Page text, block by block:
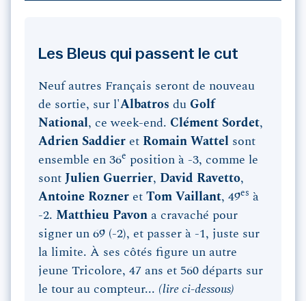
Les Bleus qui passent le cut
Neuf autres Français seront de nouveau
de sortie, sur l'Albatros du Golf
National, ce week-end. Clément Sordet,
Adrien Saddier et Romain Wattel sont
ensemble en 36e position à -3, comme le
sont Julien Guerrier, David Ravetto,
Antoine Rozner et Tom Vaillant, 49es à
-2. Matthieu Pavon a cravaché pour
signer un 69 (-2), et passer à -1, juste sur
la limite. À ses côtés figure un autre
jeune Tricolore, 47 ans et 560 départs sur
le tour au compteur... (lire ci-dessous)